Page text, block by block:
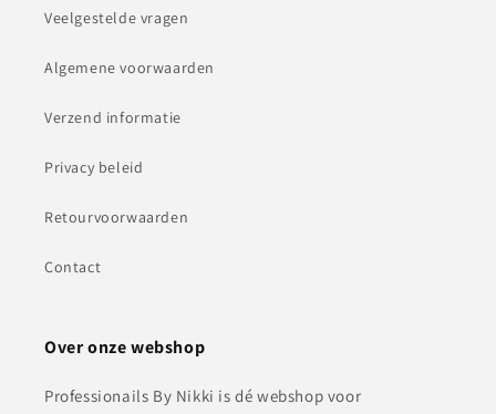
Veelgestelde vragen
Algemene voorwaarden
Verzend informatie
Privacy beleid
Retourvoorwaarden
Contact
Over onze webshop
Professionails By Nikki is dé webshop voor